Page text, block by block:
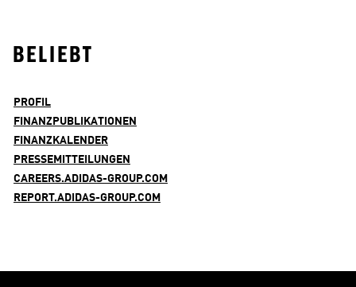
BELIEBT
PROFIL
FINANZPUBLIKATIONEN
FINANZKALENDER
PRESSEMITTEILUNGEN
CAREERS.ADIDAS-GROUP.COM
REPORT.ADIDAS-GROUP.COM